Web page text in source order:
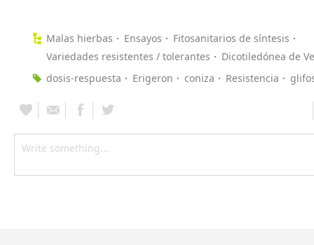
Malas hierbas Ensayos
Fitosanitarios de síntesis
Variedades resistentes / tolerantes
Dicotiledónea de
dosis-respuesta
Erigeron coniza Resistencia